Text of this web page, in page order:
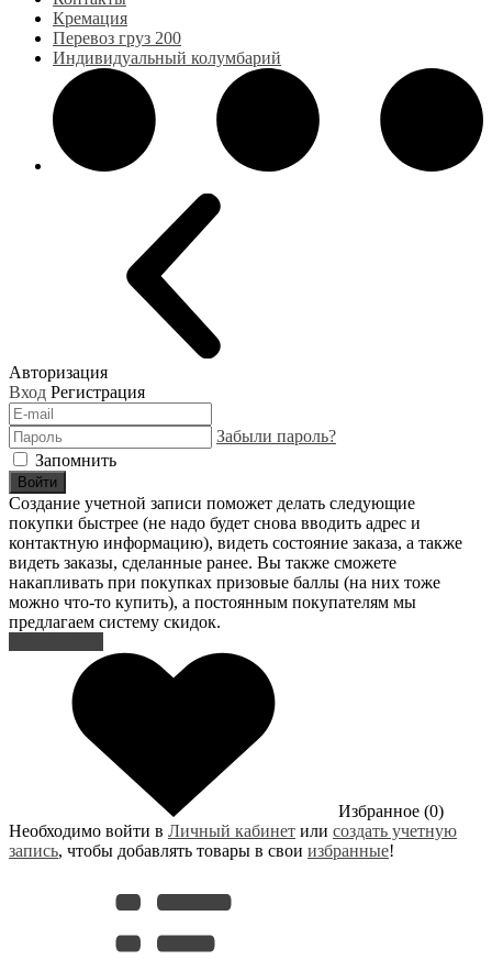
Кремация
Перевоз груз 200
Индивидуальный колумбарий
Авторизация
Вход Регистрация
Забыли пароль?
Запомнить
Войти
Создание учетной записи поможет делать следующие
покупки быстрее (не надо будет снова вводить адрес и
контактную информацию), видеть состояние заказа, а также
видеть заказы, сделанные ранее. Вы также сможете
накапливать при покупках призовые баллы (на них тоже
можно что-то купить), а постоянным покупателям мы
предлагаем систему скидок.
Избранное (0)
Необходимо войти в Личный кабинет или создать учетную
запись, чтобы добавлять товары в свои избранные!